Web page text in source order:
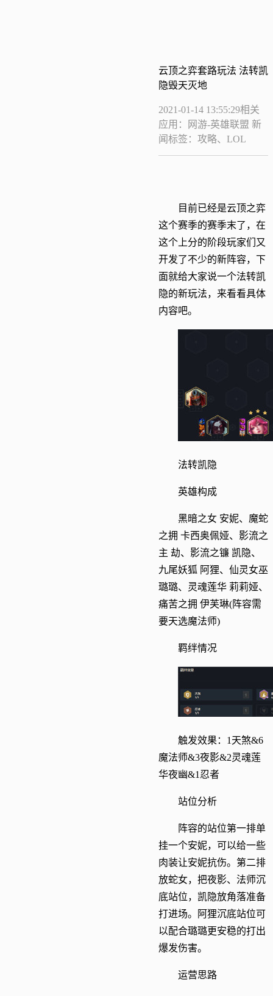
云顶之弈套路玩法 法转凯
隐毁天灭地
2021-01-14 13:55:29相关
应用：网游-英雄联盟 新
闻标签：攻略、LOL
目前已经是云顶之弈
这个赛季的赛季末了，在
这个上分的阶段玩家们又
开发了不少的新阵容，下
面就给大家说一个法转凯
隐的新玩法，来看看具体
内容吧。
法转凯隐
英雄构成
黑暗之女 安妮、魔蛇
之拥 卡西奥佩娅、影流之
主 劫、影流之镰 凯隐、
九尾妖狐 阿狸、仙灵女巫
璐璐、灵魂莲华 莉莉娅、
痛苦之拥 伊芙琳(阵容需
要天选魔法师)
羁绊情况
触发效果：1天煞&6
魔法师&3夜影&2灵魂莲
华夜幽&1忍者
站位分析
阵容的站位第一排单
挂一个安妮，可以给一些
肉装让安妮抗伤。第二排
放蛇女，把夜影、法师沉
底站位，凯隐放角落准备
打进场。阿狸沉底站位可
以配合璐璐更安稳的打出
爆发伤害。
运营思路